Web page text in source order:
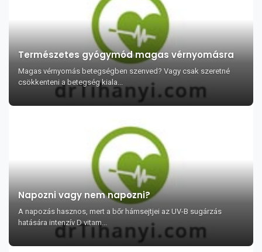
Természetes gyógymód magas vérnyomásra
Magas vérnyomás betegségben szenved? Vagy csak szeretné
csökkenteni a betegség kiala...
Napozni vagy nem napozni?
A napozás hasznos, mert a bőr hámsejtjei az UV-B sugárzás
hatására intenzív D vitam...